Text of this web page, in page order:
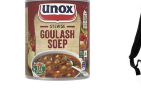
❤
Adauga
wishlist!